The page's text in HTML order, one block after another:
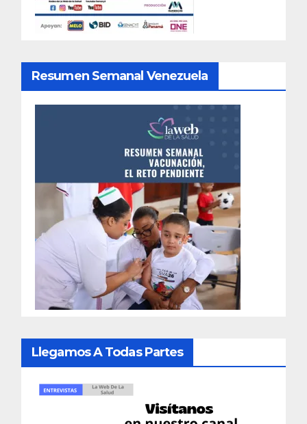
Resumen Semanal Venezuela
Llegamos A Todas Partes